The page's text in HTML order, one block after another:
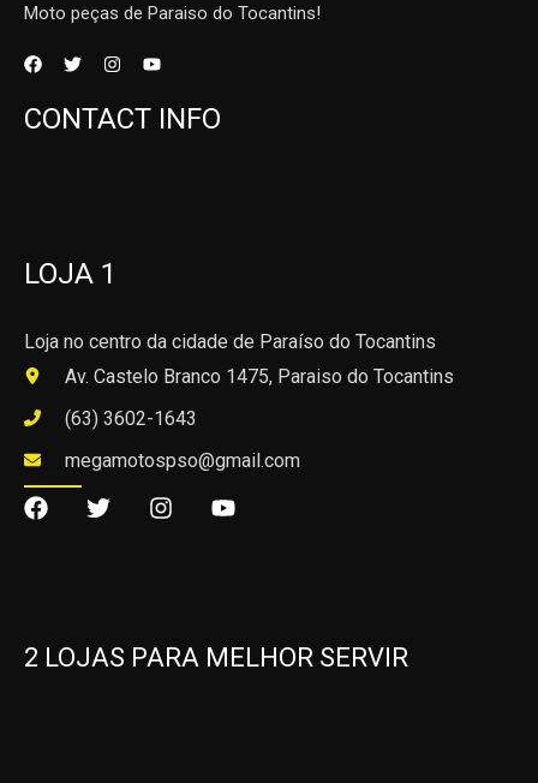
Moto peças de Paraiso do Tocantins!
CONTACT INFO
LOJA 1
Loja no centro da cidade de Paraíso do Tocantins
Av. Castelo Branco 1475, Paraiso do Tocantins
(63) 3602-1643
megamotospso@gmail.com
2 LOJAS PARA MELHOR SERVIR